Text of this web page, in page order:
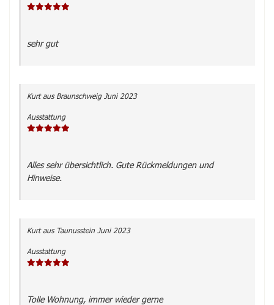
sehr gut
Kurtaus Braunschweig Juni 2023
Ausstattung
Alles sehr übersichtlich. Gute Rückmeldungen und
Hinweise.
Kurtaus Taunusstein Juni 2023
Ausstattung
Tolle Wohnung, immer wieder gerne